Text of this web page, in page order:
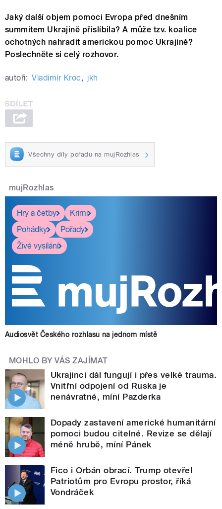
Jaký další objem pomoci Evropa před dnešním
summitem Ukrajině přislíbila? A může tzv. koalice
ochotných nahradit americkou pomoc Ukrajině?
Poslechněte si celý rozhovor.
autoři: Vladimír Kroc, jkh
Všechny díly pořadu na mujRozhlas
mujRozhlas
Hry a četby
Krimi
Pohádky
Pořady
Živé vysílání
Audiosvět Českého rozhlasu na jednom místě
MOHLO BY VÁS ZAJÍMAT
Ukrajinci dál fungují i přes velké trauma.
Vnitřní odpojení od Ruska je
nenávratné, míní Pazderka
Dopady zastavení americké humanitární
pomoci budou citelné. Revize se dělají
méně hrubě, míní Pánek
Fico i Orbán obrací. Trump otevřel
Patriotům pro Evropu prostor, říká
Vondráček